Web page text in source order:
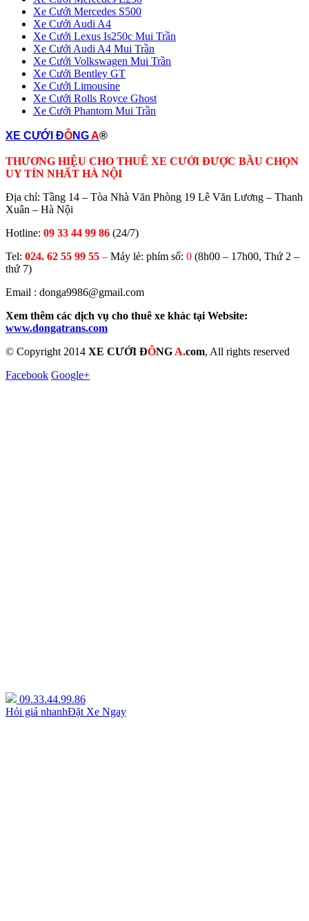
Xe Cưới Mercedes S500
Xe Cưới Audi A4
Xe Cưới Lexus Is250c Mui Trần
Xe Cưới Audi A4 Mui Trần
Xe Cưới Volkswagen Mui Trần
Xe Cưới Bentley GT
Xe Cưới Limousine
Xe Cưới Rolls Royce Ghost
Xe Cưới Phantom Mui Trần
XE CƯỚI ĐÔNGA®
THƯƠNG HIỆU CHO THUÊ XE CƯỚI ĐƯỢC BẦU CHỌN
UY TÍN NHẤT HÀ NỘI
Địa chỉ: Tầng 14 – Tòa Nhà Văn Phòng 19 Lê Văn Lương – Thanh
Xuân – Hà Nội
Hotline: 09 33 44 99 86 (24/7)
Tel: 024. 62 55 99 55 – Máy lẻ: phím số: 0 (8h00 – 17h00, Thứ 2 –
thứ 7)
Email : donga9986@gmail.com
Xem thêm các dịch vụ cho thuê xe khác tại Website:
www.dongatrans.com
© Copyright 2014 XE CƯỚI ĐÔNG A.com, All rights reserved
Facebook Google+
09.33.44.99.86
Hỏi giá nhanhĐặt Xe Ngay